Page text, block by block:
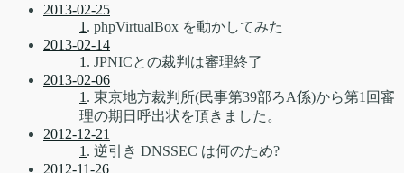
2013-02-25
1 . phpVirtualBox を動かしてみた
2013-02-14
1 . JPNICとの裁判は審理終了
2013-02-06
1 . 東京地方裁判所(民事第39部ろA係)から第1回審
理の期日呼出状を頂きました。
2012-12-21
1 . 逆引き DNSSEC は何のため?
2012-11-26